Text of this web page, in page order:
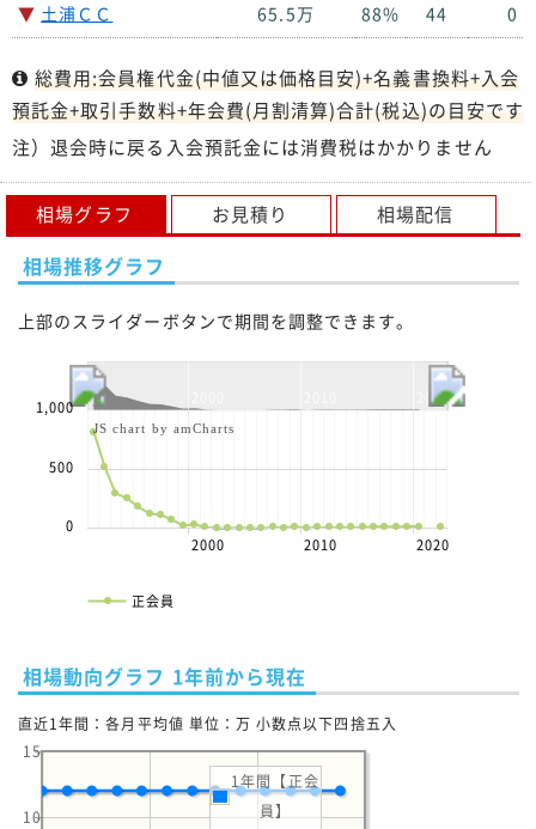
▼ 土浦ＣＣ 65.5万 88% 44 0
総費用:会員権代金(中値又は価格目安)+名義書換料+入会
預託金+取引手数料+年会費(月割清算)合計(税込)の目安です
注）退会時に戻る入会預託金には消費税はかかりません
相場グラフ お見積り 相場配信
相場推移グラフ
上部のスライダーボタンで期間を調整できます。
2020
2000 2010 2020
0
500
1,000
JS chart by amCharts
正会員
相場動向グラフ 1年前から現在
直近1年間：各月平均値 単位：万 小数点以下四捨五入
10
15
1年間【正会
員】